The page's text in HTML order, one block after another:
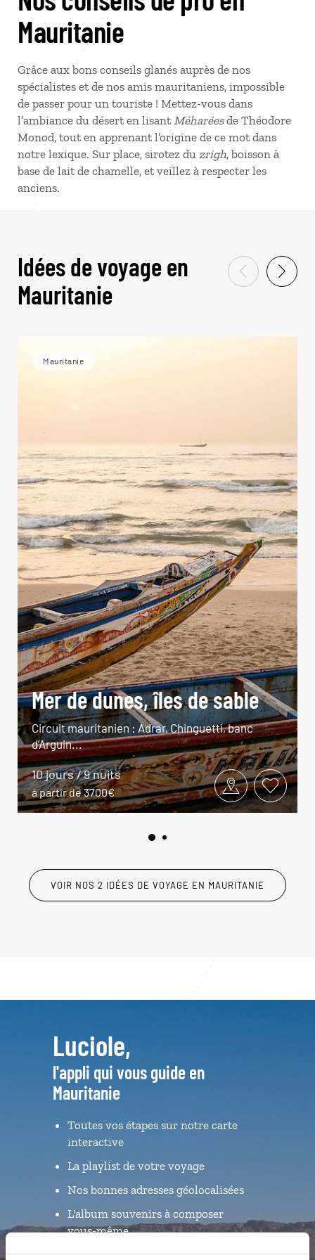
Mauritanie
Grâce aux bons conseils glanés auprès de nos
spécialistes et de nos amis mauritaniens, impossible
de passer pour un touriste ! Mettez-vous dans
l’ambiance du désert en lisant Méharéesde Théodore
Monod, tout en apprenant l’origine de ce mot dans
notre lexique. Sur place, sirotez du zrigh, boisson à
base de lait de chamelle, et veillez à respecter les
anciens.
Idées de voyage en
Mauritanie
Mauritanie
Mer de dunes, îles de sable
Circuit mauritanien : Adrar, Chinguetti, banc
d’Arguin...
10 jours / 9 nuits
à partir de 3700€
VOIR NOS 2 IDÉES DE VOYAGE EN MAURITANIE
Luciole,
l'appli qui vous guide en
Mauritanie
Toutes vos étapes sur notre carte
interactive
La playlist de votre voyage
Nos bonnes adresses géolocalisées
L'album souvenirs à composer
vous-même